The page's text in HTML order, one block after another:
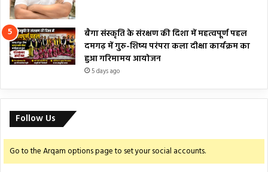
बैगा संस्कृति के संरक्षण की दिशा में महत्वपूर्ण पहल
दमगढ़ में गुरु-शिष्य परंपरा कला दीक्षा कार्यक्रम का
हुआ गरिमामय आयोजन
5 days ago
Follow Us
Go to the Arqam options page to set your social accounts.